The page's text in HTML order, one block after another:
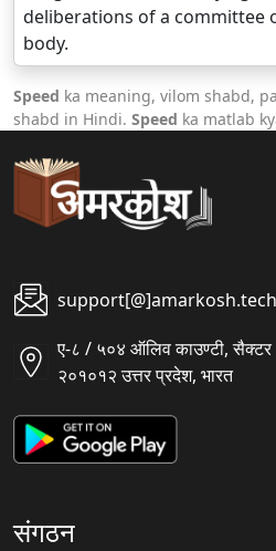
deliberations of a committee
body.
Speed ka meaning, vilom shabd,
shabd in Hindi. Speed ka matlab
support[@]amarkosh.tech
ए-८ / ५०४ ऑलिव काउण्टी, सैक्टर
२०१०१२ उत्तर प्रदेश, भारत
संगठन